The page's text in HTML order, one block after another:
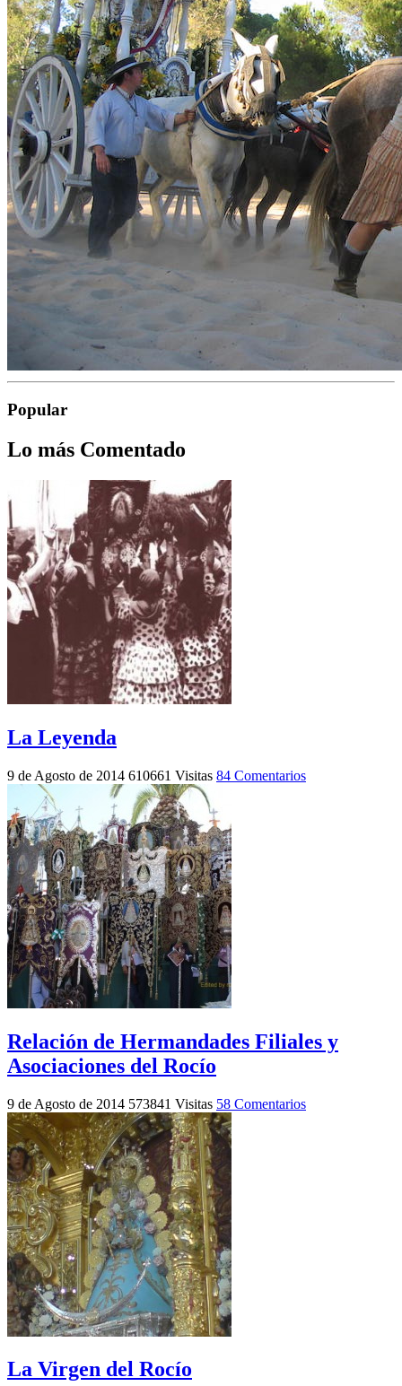
Popular
Lo más Comentado
La Leyenda
9 de Agosto de 2014 610661 Visitas 84 Comentarios
Relación de Hermandades Filiales y
Asociaciones del Rocío
9 de Agosto de 2014 573841 Visitas 58 Comentarios
La Virgen del Rocío